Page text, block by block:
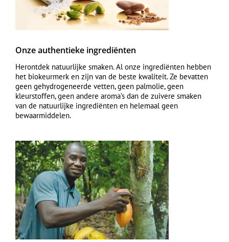
Onze authentieke ingrediënten
Herontdek natuurlijke smaken. Al onze ingrediënten hebben
het biokeurmerk en zijn van de beste kwaliteit. Ze bevatten
geen gehydrogeneerde vetten, geen palmolie, geen
kleurstoffen, geen andere aroma’s dan de zuivere smaken
van de natuurlijke ingrediënten en helemaal geen
bewaarmiddelen.